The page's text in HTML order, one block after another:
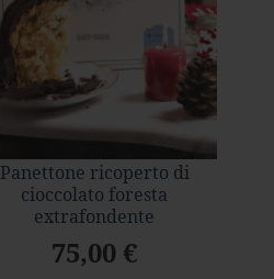
Panettone ricoperto di
cioccolato foresta
extrafondente
75,00 €